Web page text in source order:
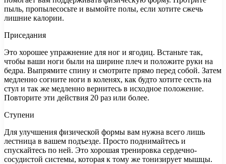
пыль, пропылесосьте и вымойте полы, если хотите сжечь
лишние калории.
Приседания
Это хорошее упражнение для ног и ягодиц. Встаньте так,
чтобы ваши ноги были на ширине плеч и положите руки на
бедра. Выпрямите спину и смотрите прямо перед собой. Затем
медленно согните ноги в коленях, как будто хотите сесть на
стул и так же медленно вернитесь в исходное положение.
Повторите эти действия 20 раз или более.
Ступени
Для улучшения физической формы вам нужна всего лишь
лестница в вашем подъезде. Просто поднимайтесь и
спускайтесь по ней. Это хорошая тренировка сердечно-
сосудистой системы, которая к тому же тонизирует мышцы.